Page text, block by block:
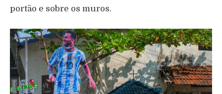
portão e sobre os muros.